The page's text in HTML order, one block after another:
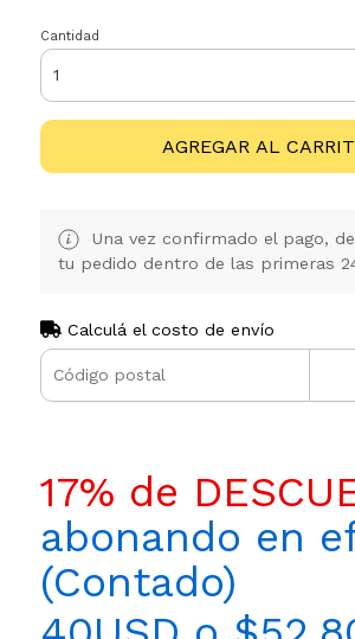
Cantidad
AGREGAR AL
Una vez confirmado el pago,
tu pedido dentro de las primeras
Calculá el costo de envío
17% de
abonando en
(Contado)